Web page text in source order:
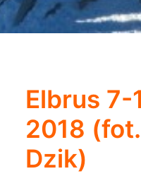
Elbrus 7-
2018
Dzik)